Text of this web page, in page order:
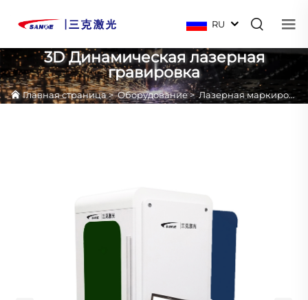
RU
3D Динамическая лазерная
гравировка
Главная страница>Оборудование>Лазерная маркировка